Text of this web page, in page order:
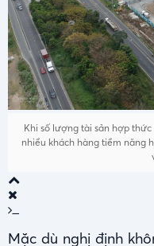
Khi số lượng tài sản hợp
nhiều khách hàng tiềm năng
Mặc dù nghị định